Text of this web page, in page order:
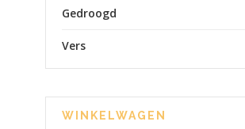
Gedroogd
Vers
WINKELWAGEN